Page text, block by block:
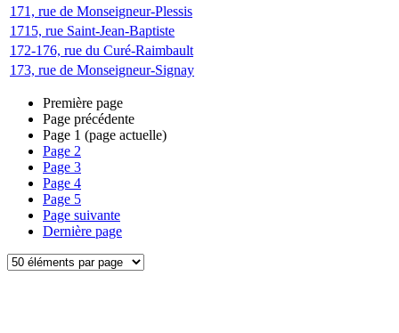
171, rue de Monseigneur-Plessis
1715, rue Saint-Jean-Baptiste
172-176, rue du Curé-Raimbault
173, rue de Monseigneur-Signay
Première page
Page précédente
Page 1 (page actuelle)
Page 2
Page 3
Page 4
Page 5
Page suivante
Dernière page